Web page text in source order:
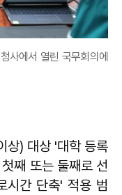
사에서 열린 국무회의에
상) 대상 '대학 등록
째 또는 둘째로 선
시간 단축' 적용 범